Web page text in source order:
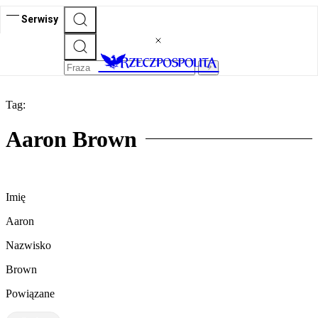
Serwisy
Tag:
Aaron Brown
Imię
Aaron
Nazwisko
Brown
Powiązane